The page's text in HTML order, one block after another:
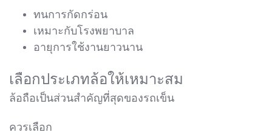
ทนการกัดกร่อน
เหมาะกับโรงพยาบาล
อายุการใช้งานยาวนาน
เลือกประเภทล้อให้เหมาะสม
ล้อถือเป็นส่วนสำคัญที่สุดของรถเข็น
ควรเลือก